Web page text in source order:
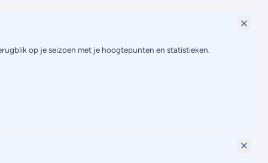
op je seizoen met je hoogtepunten en statistieken.